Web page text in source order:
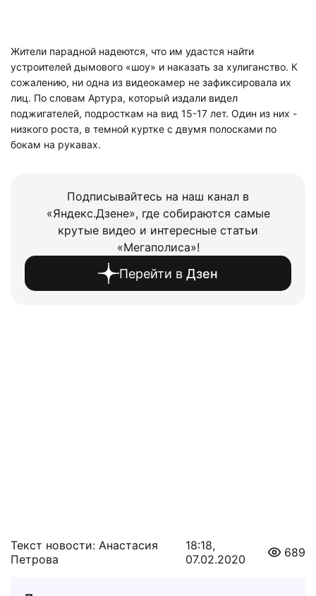
Жители парадной надеются, что им удастся найти
устроителей дымового «шоу» и наказать за хулиганство. К
сожалению, ни одна из видеокамер не зафиксировала их
лиц. По словам Артура, который издали видел
поджигателей, подросткам на вид 15-17 лет. Один из них -
низкого роста, в темной куртке с двумя полосками по
бокам на рукавах.
Подписывайтесь на наш канал в
«Яндекс.Дзене», где собираются самые
крутые видео и интересные статьи
«Мегаполиса»!
Перейти в Дзен
Текст новости: Анастасия
Петрова
18:18,
07.02.2020
689